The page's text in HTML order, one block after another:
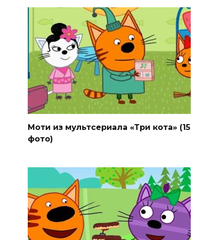
Моти из мультсериала «Три кота» (15
фото)